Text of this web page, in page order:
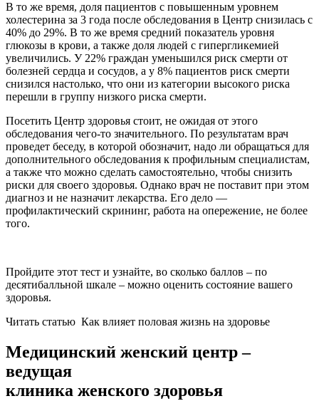
В то же время, доля пациентов с повышенным уровнем
холестерина за 3 года после обследования в Центр снизилась с
40% до 29%. В то же время средний показатель уровня
глюкозы в крови, а также доля людей с гипергликемией
увеличились. У 22% граждан уменьшился риск смерти от
болезней сердца и сосудов, а у 8% пациентов риск смерти
снизился настолько, что они из категории высокого риска
перешли в группу низкого риска смерти.
Посетить Центр здоровья стоит, не ожидая от этого
обследования чего-то значительного. По результатам врач
проведет беседу, в которой обозначит, надо ли обращаться для
дополнительного обследования к профильным специалистам,
а также что можно сделать самостоятельно, чтобы снизить
риски для своего здоровья. Однако врач не поставит при этом
диагноз и не назначит лекарства. Его дело —
профилактический скрининг, работа на опережение, не более
того.
Пройдите этот тест и узнайте, во сколько баллов – по
десятибалльной шкале – можно оценить состояние вашего
здоровья.
Читать статью Как влияет половая жизнь на здоровье
Медицинский женский центр –
ведущая
клиника женского здоровья